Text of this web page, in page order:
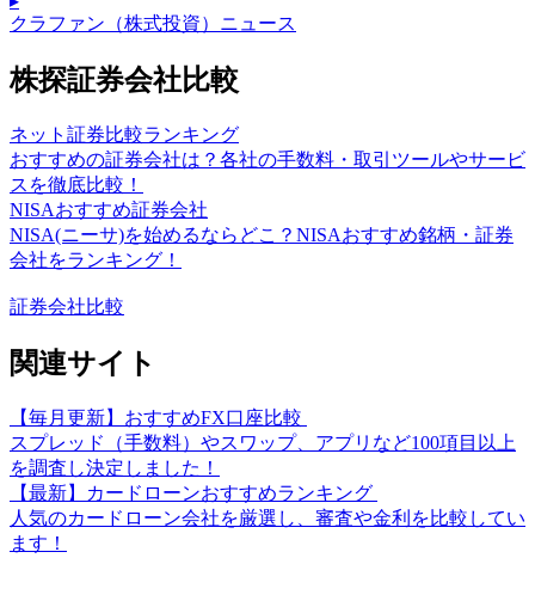
クラファン（株式投資）ニュース
株探証券会社比較
ネット証券比較ランキング
おすすめの証券会社は？各社の手数料・取引ツールやサービ
スを徹底比較！
NISAおすすめ証券会社
NISA(ニーサ)を始めるならどこ？NISAおすすめ銘柄・証券
会社をランキング！
証券会社比較
関連サイト
【毎月更新】おすすめFX口座比較
スプレッド（手数料）やスワップ、アプリなど100項目以上
を調査し決定しました！
【最新】カードローンおすすめランキング
人気のカードローン会社を厳選し、審査や金利を比較してい
ます！